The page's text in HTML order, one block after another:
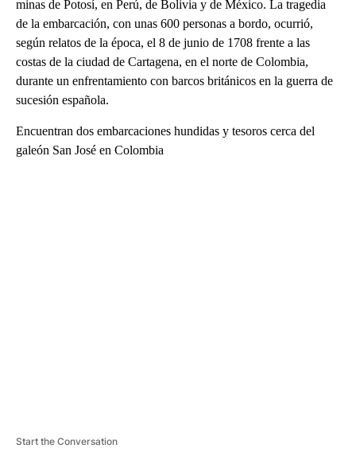
minas de Potosí, en Perú, de Bolivia y de México. La tragedia
de la embarcación, con unas 600 personas a bordo, ocurrió,
según relatos de la época, el 8 de junio de 1708 frente a las
costas de la ciudad de Cartagena, en el norte de Colombia,
durante un enfrentamiento con barcos británicos en la guerra de
sucesión española.
Encuentran dos embarcaciones hundidas y tesoros cerca del
galeón San José en Colombia
Start the Conversation